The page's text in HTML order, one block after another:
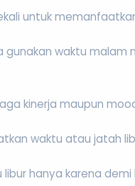
untuk
gunakan waktu
kinerja maupun
waktu atau jatah
hanya karena